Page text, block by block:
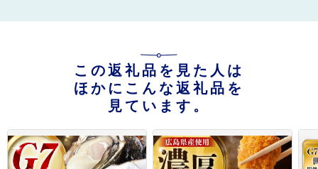
この返礼品を見た人は
ほかにこんな返礼品を
見ています。